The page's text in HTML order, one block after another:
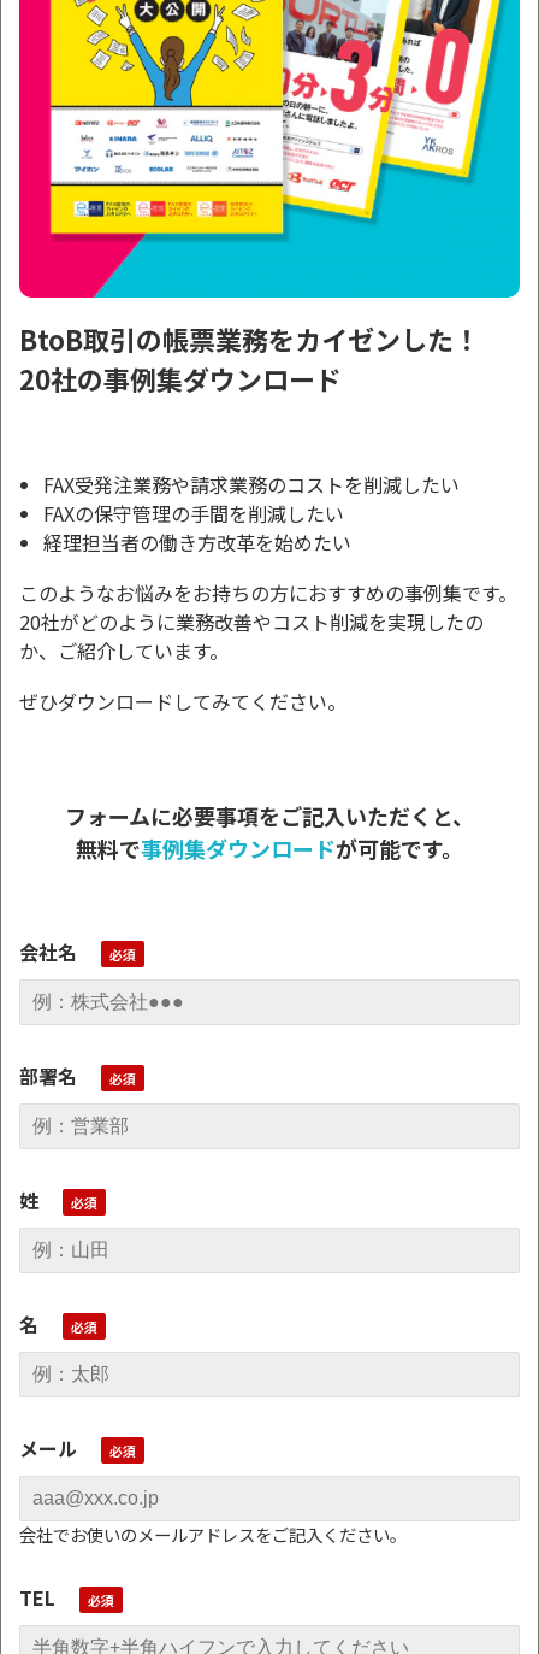
BtoB取引の帳票業務をカイゼンした！
20社の事例集ダウンロード
FAX受発注業務や請求業務のコストを削減したい
FAXの保守管理の手間を削減したい
経理担当者の働き方改革を始めたい
このようなお悩みをお持ちの方におすすめの事例集です。
20社がどのように業務改善やコスト削減を実現したの
か、ご紹介しています。
ぜひダウンロードしてみてください。
フォームに必要事項をご記入いただくと、
無料で事例集ダウンロードが可能です。
会社名
部署名
姓
名
メール
会社でお使いのメールアドレスをご記入ください。
TEL